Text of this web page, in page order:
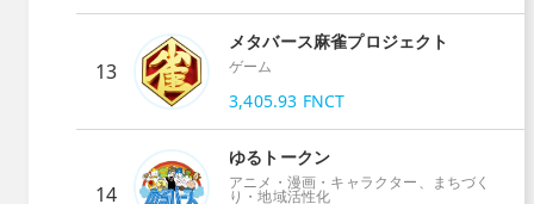
13
メタバース麻雀プロジェクト
ゲーム
3,405.93 FNCT
14
ゆるトークン
アニメ・漫画・キャラクター、まちづく
り・地域活性化